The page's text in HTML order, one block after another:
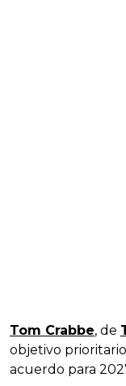
Tom Crabbe, de
objetivo
acuerdo para